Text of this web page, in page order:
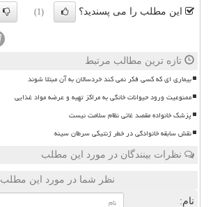
این مطلب را می پسندید؟ (1)
تازه ترین مطالب مرتبط
بیماری ای که کسی فکر نمی کند خردسالان به آن مبتلا شوند
ممنوعیت ورود حیوانات خانگی به مراکز تهیه و عرضه مواد غذایی
پزشک خانواده مقصد غائی نظام سلامت نیست
نقش سابقه خانوادگی در خطر ژنتیکی سرطان سینه
نظرات بینندگان در مورد این مطلب
نظر شما در مورد این مطلب
نام: